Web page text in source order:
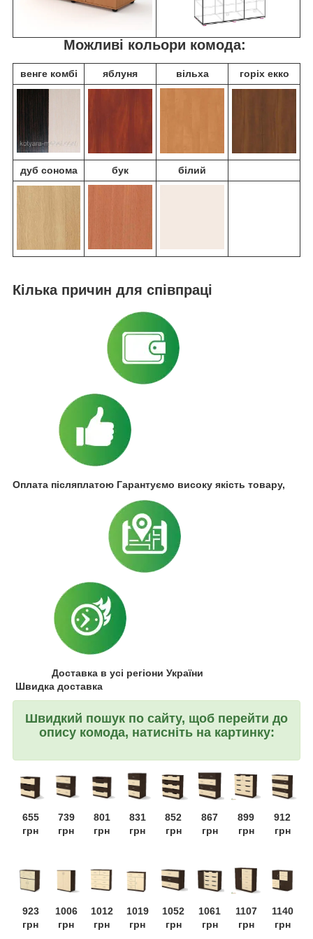
Можливі кольори комода:
венге комбі яблуня вільха горіх екко
дуб сонома бук білий
Кілька причин для співпраці
Оплата післяплатою Гарантуємо високу якість товару,
Доставка в усі регіони України
Швидка доставка
Швидкий пошук по сайту, щоб перейти до
опису комода, натисніть на картинку:
655
грн
739
грн
801
грн
831
грн
852
грн
867
грн
899
грн
912
грн
923
грн
1006
грн
1012
грн
1019
грн
1052
грн
1061
грн
1107
грн
1140
грн